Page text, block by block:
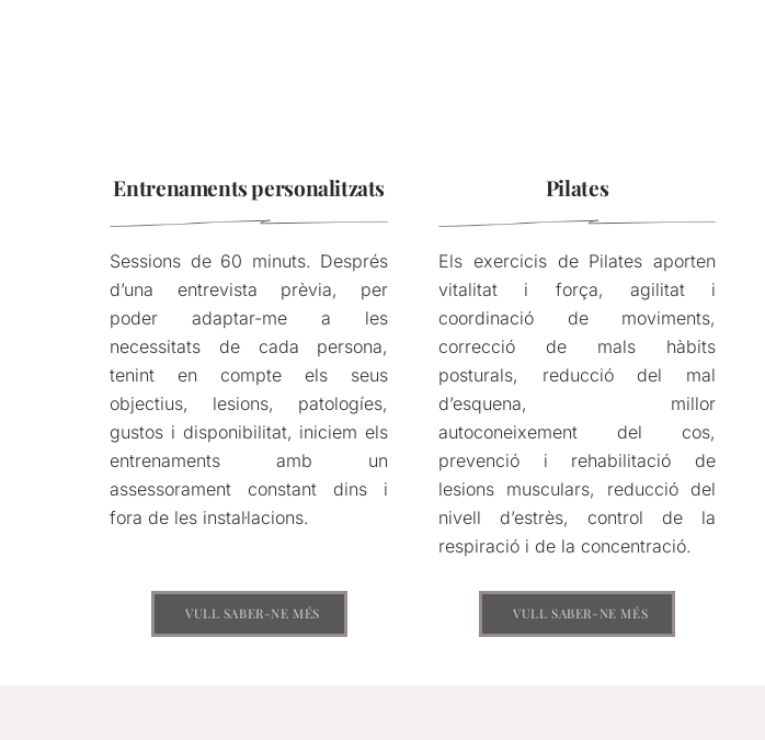
Entrenaments personalitzats Pilates
Sessions de 60 minuts. Després
d’una entrevista prèvia, per
poder adaptar-me a les
necessitats de cada persona,
tenint en compte els seus
objectius, lesions, patologíes,
gustos i disponibilitat, iniciem els
entrenaments amb un
assessorament constant dins i
fora de les instal·lacions.
Els exercicis de Pilates aporten
vitalitat i força, agilitat i
coordinació de moviments,
correcció de mals hàbits
posturals, reducció del mal
d’esquena, millor
autoconeixement del cos,
prevenció i rehabilitació de
lesions musculars, reducció del
nivell d’estrès, control de la
respiració i de la concentració.
VULL SABER-NE MÉS VULL SABER-NE MÉS